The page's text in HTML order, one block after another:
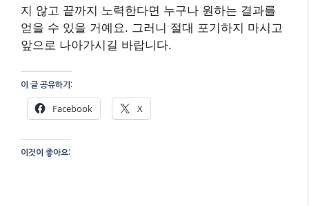
지 않고 끝까지 노력한다면 누구나 원하는 결과를
얻을 수 있을 거예요. 그러니 절대 포기하지 마시고
앞으로 나아가시길 바랍니다.
이 글 공유하기:
Facebook X
이것이 좋아요: